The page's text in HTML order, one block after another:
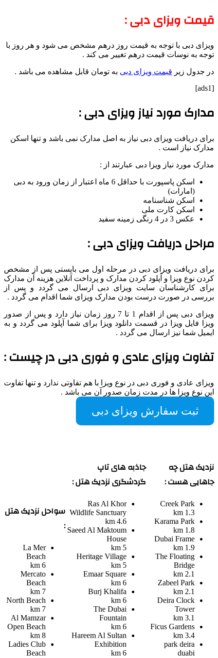
قیمت ویزای دبی :
ویزای دبی با توجه به قیمت روز درهم مشخص می شود و هر روز با
توجه به نوسات قیمت درهم تغییر می کند .
در جدول زیر قیمت ویزای دبی به تومان قابل مشاهده می باشد .
[ads1]
مدارک مورد نیاز ویزای دبی :
برای دریافت ویزای دبی نیاز به اصل مدارک نمی باشد و تنها اسکن
مدارک نیاز است .
مدارک مورد نیاز ویزا دبی عبارتند از :
اسکن پاسپورت با حداقل 6 ماه اعتبار از زمان ورود به دبی
(امارات)
اسکن شناسنامه
اسکن کارت ملی
عکس 3 در 4 رنگی زمینه سفید
مراحل دریافت ویزای دبی :
برای دریافت ویزای دبی در مرحله اول می بایستی پس از مشخص
کردن نوع ویزا و آپلود کردن مدارک و پرداخت آنلاین هزینه آن مدارک
برای کارشناسان سایت ویزای دبی ارسال می گردد و پس از
بررسی در صورت درست بودن مدارک ویزای شما اقدام می گردد .
ویزای دبی پس از اقدام 1 تا 7 روز زمان نیاز دارد و پس از صدور
ویزا فایل ویزا در قسمت دانلود ویزا برای شما آپلود می گردد و به
ایمیل شما نیز ارسال می گردد .
تفاوت ویزای عادی و فوری دبی در چیست :
ویزای عادی و فوری دبی در نوع ویزا با هم تفاوتی ندارد و تنها تفاوت
این نوع ویزا ها در مدت زمان صدور آن می باشد .
ثبت سفارش ویزای دبی
نزدیک هتل چه
جاهایی هست :
Creek Park
1.3 km
Karama Park
1.8 km
Dubai Frame
1.9 km
The Floating
Bridge
2.1 km
Zabeel Park
2.1 km
Deira Clock
Tower
3.1 km
Ficus Gardens
3.4 km
park deira
duabi
جاذبه های تاپ
گردشگری نزدیک هتل :
Ras Al Khor
Wildlife Sanctuary
4.6 km
Saeed Al Maktoum
House
5 km
Heritage Village
5 km
Emaar Square
6 km
Burj Khalifa
6 km
The Dubai
Fountain
6 km
Hareem Al Sultan
Exhibition
6 km
سواحل نزدیک هتل
:
La Mer
Beach
6 km
Mercato
Beach
7 km
North Beach
7 km
Al Mamzar
Open Beach
8 km
Ladies Club
Beach